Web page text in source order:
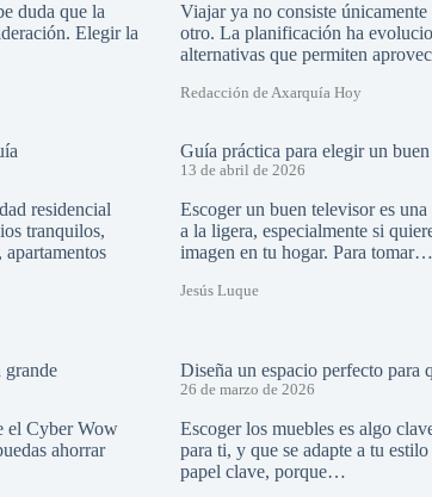
duda que la
Elegir la
Viajar ya no consiste únicamente
otro. La planificación ha
alternativas que permiten
Redacción de Axarquía Hoy
residencial
tranquilos,
apartamentos
Guía práctica para elegir un
13 de abril de 2026
Escoger un buen televisor es
a la ligera, especialmente si
imagen en tu hogar. Para tomar…
Jesús Luque
grande
el Cyber Wow
ahorrar
Diseña un espacio perfecto para
26 de marzo de 2026
Escoger los muebles es algo
para ti, y que se adapte a tu
papel clave, porque…